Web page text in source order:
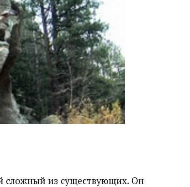
сложный из существующих. Он